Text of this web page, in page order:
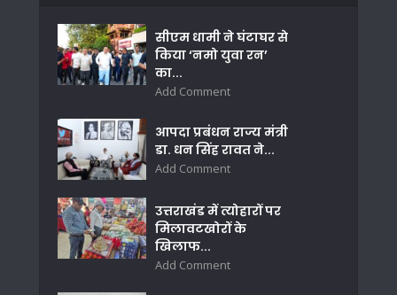
सीएम धामी ने घंटाघर से
किया ‘नमो युवा रन’
का...
Add Comment
आपदा प्रबंधन राज्य मंत्री
डा. धन सिंह रावत ने...
Add Comment
उत्तराखंड में त्योहारों पर
मिलावटखोरों के
खिलाफ...
Add Comment